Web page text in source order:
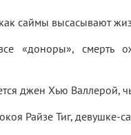
саймы высасывают
«доноры», смерть
джен Хью Валлерой,
Райзе Тиг,